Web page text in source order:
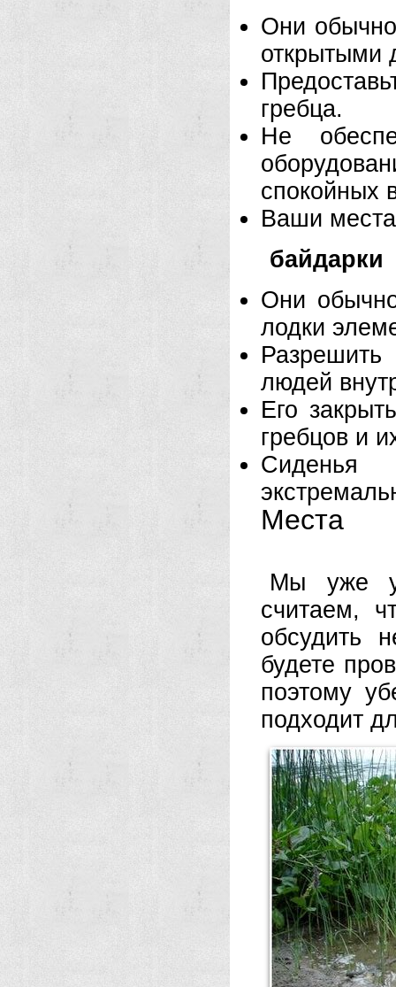
Они
открытыми
гребца.
Не
спокойных
Ваши
байдарки
Они
лодки
людей
Его
гребцов и
Места
Мы уже
считаем,
обсудить
будете
поэтому
подходит